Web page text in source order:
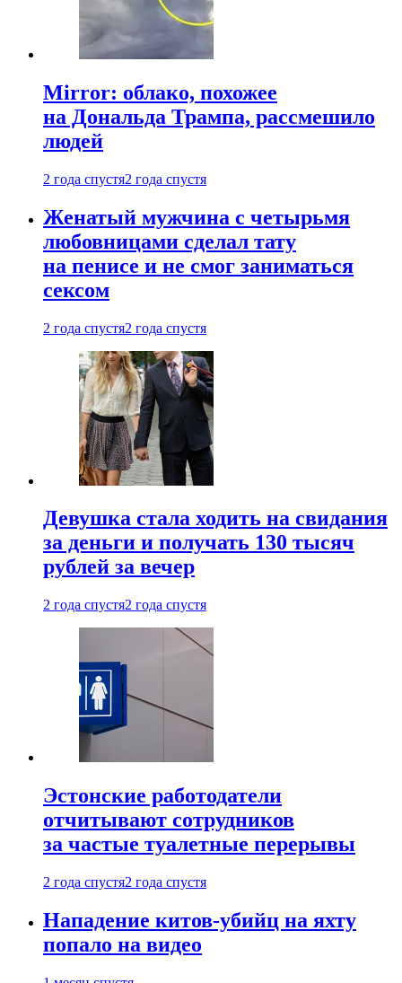
Mirror: облако, похожее
на Дональда Трампа, рассмешило
людей
2 года спустя2 года спустя
Женатый мужчина с четырьмя
любовницами сделал тату
на пенисе и не смог заниматься
сексом
2 года спустя2 года спустя
Девушка стала ходить на свидания
за деньги и получать 130 тысяч
рублей за вечер
2 года спустя2 года спустя
Эстонские работодатели
отчитывают сотрудников
за частые туалетные перерывы
2 года спустя2 года спустя
Нападение китов-убийц на яхту
попало на видео